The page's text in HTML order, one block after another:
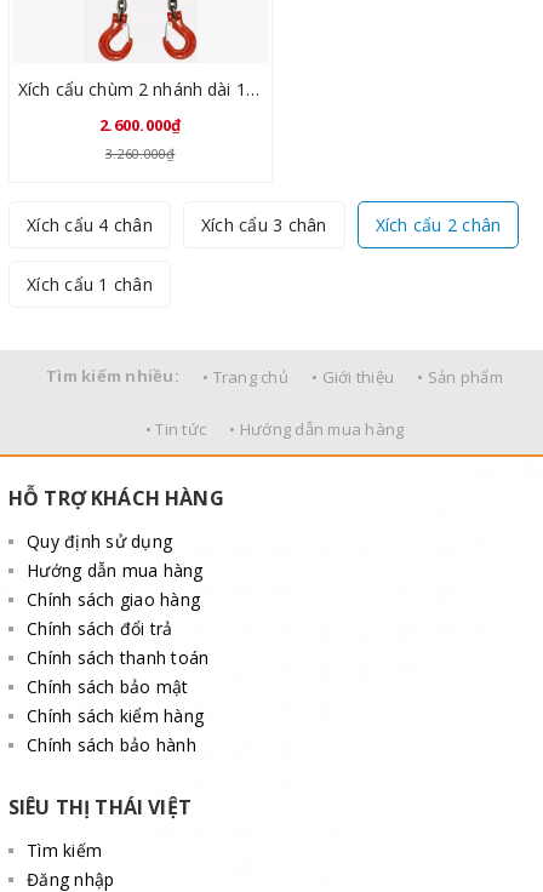
Xích cẩu chùm 2 nhánh dài 1 mét tải trọng 15 tấn SLX020116
2.600.000₫
3.260.000₫
Xích cẩu 4 chân Xích cẩu 3 chân Xích cẩu 2 chân
Xích cẩu 1 chân
Tìm kiếm nhiều: • Trang chủ • Giới thiệu • Sản phẩm
• Tin tức • Hướng dẫn mua hàng
HỖ TRỢ KHÁCH HÀNG
Quy định sử dụng
Hướng dẫn mua hàng
Chính sách giao hàng
Chính sách đổi trả
Chính sách thanh toán
Chính sách bảo mật
Chính sách kiểm hàng
Chính sách bảo hành
SIÊU THỊ THÁI VIỆT
Tìm kiếm
Đăng nhập